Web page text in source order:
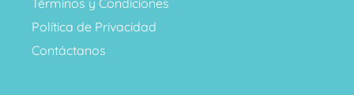
Términos y Condiciones
Política de Privacidad
Contáctanos